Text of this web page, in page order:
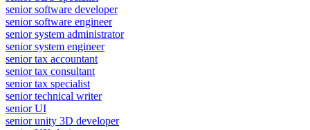
senior software developer
senior software engineer
senior system administrator
senior system engineer
senior tax accountant
senior tax consultant
senior tax specialist
senior technical writer
senior UI
senior unity 3D developer